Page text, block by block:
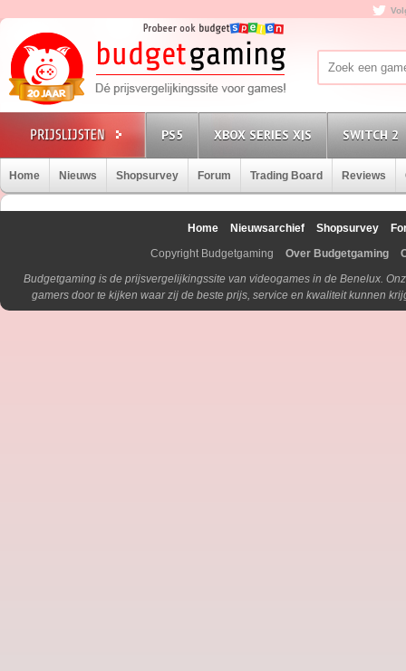
PS5 XBOX SERIES X|S SWITCH 2
Home Nieuws Shopsurvey Forum Trading Board Reviews
Home Nieuwsarchief Shopsurvey
Copyright Budgetgaming
Over Budgetgaming
Budgetgaming is de prijsvergelijkingssite van videogames in de Benelux.
gamers door te kijken waar zij de beste prijs, service en kwaliteit kunnen